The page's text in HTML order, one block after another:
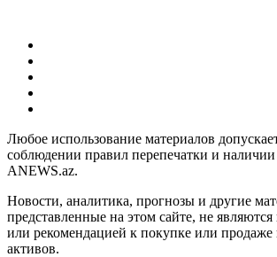
Любое использование материалов
соблюдении правил перепечатки и
ANEWS.az.
Новости, аналитика, прогнозы и другие
представленные на этом сайте, не
или рекомендацией к покупке или продаже
активов.